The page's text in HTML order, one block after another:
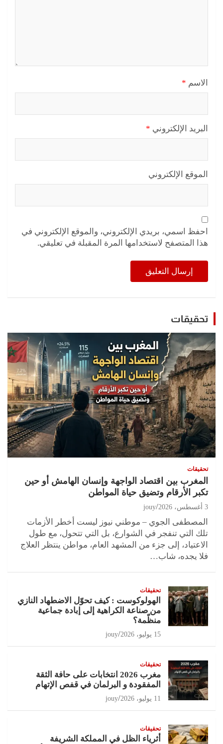
الاسم *
البريد الإلكتروني *
الموقع الإلكتروني
احفظ اسمي، بريدي الإلكتروني، والموقع الإلكتروني في
هذا المتصفح لاستخدامها المرة المقبلة في تعليقي.
تحقيقات
تحقيقات
المغرب بين اقتصاد الواجهة وإنسان الهامش أو حين
تكبر الأرقام وتضيق حياة المواطن
3 أغسطس، 2026 jouy
المصطفى الجوي – موطني نيوز ليست أخطر الأزمات
تلك التي تنفجر في الشوارع، بل التي تتحول، مع طول
الاعتياد، إلى جزء من المشهد العام، مواطن ينتظر العلاج
فلا يجده، شاب…
تحقيقات
الهولوكوست : كيف تحوّل الاضطهاد النازي
من صناعة الكراهية إلى إبادة جماعية
منظّمة؟
15 يوليو، 2026 jouy
تحقيقات
مغرب 2026 انتخابات على حافة الثقة
المفقودة و البرلمان في قفص الإتهام
11 يوليو، 2026 jouy
تحقيقات
أثرياء الظل في المملكة الشريفة